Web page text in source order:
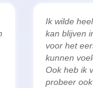
Ik wilde
kan blijven
voor het
kunnen
Ook heb ik
probeer